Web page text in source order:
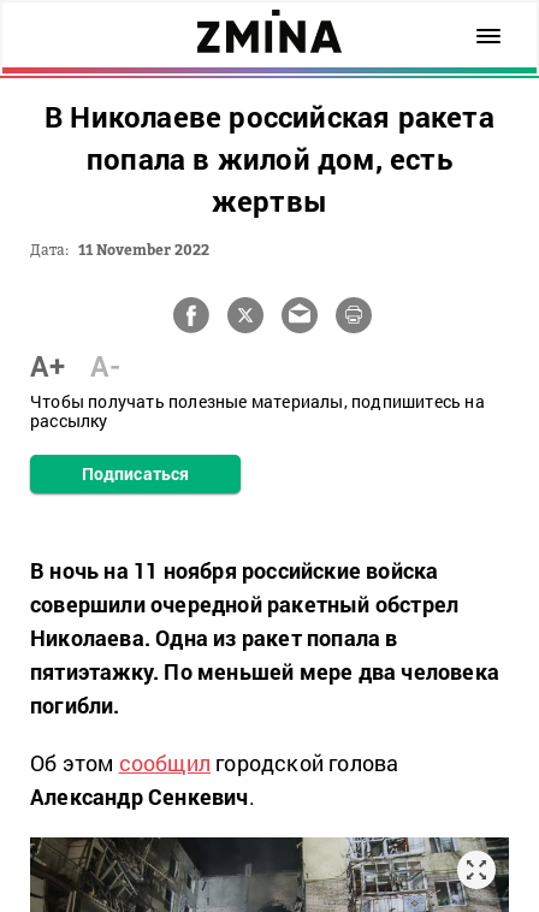
В Николаеве российская ракета
попала в жилой дом, есть
жертвы
Дата: 11 November 2022
A+ A-
Чтобы получать полезные материалы, подпишитесь на
рассылку
Подписаться
В ночь на 11 ноября российские войска
совершили очередной ракетный обстрел
Николаева. Одна из ракет попала в
пятиэтажку. По меньшей мере два человека
погибли.
Об этом сообщил городской голова
Александр Сенкевич.